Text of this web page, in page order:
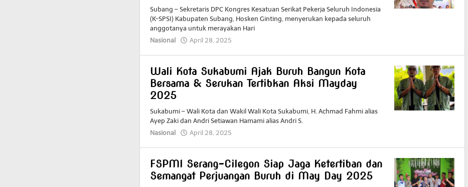
Subang – Sekretaris DPC Kongres Kesatuan Serikat Pekerja Seluruh Indonesia
(K-SPSI) Kabupaten Subang, Hosken Ginting, menyerukan kepada seluruh
anggotanya untuk merayakan Hari
Nasional
April 28, 2025
Wali Kota Sukabumi Ajak Buruh Bangun Kota
Bersama & Serukan Tertibkan Aksi Mayday
2025
Sukabumi – Wali Kota dan Wakil Wali Kota Sukabumi, H. Achmad Fahmi alias
Ayep Zaki dan Andri Setiawan Hamami alias Andri S.
Nasional
April 28, 2025
FSPMI Serang-Cilegon Siap Jaga Ketertiban dan
Semangat Perjuangan Buruh di May Day 2025